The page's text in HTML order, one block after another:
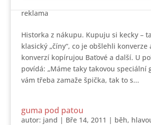
reklama
Historka z nákupu. Kupuju si kecky –
klasický „číny“, co je obšlehli konverze
konverzí kopírujou Baťové a další. U
povídá: „Máme taky takovou speciální
vám třeba zamaže špička, tak to s...
guma pod patou
autor: jand | Bře 14, 2011 | běh,